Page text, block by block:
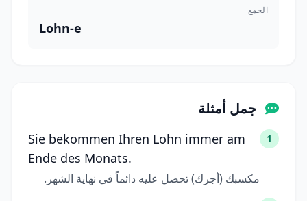
الجمع
Lohn-e
جمل أمثلة
1
Sie bekommen Ihren Lohn immer am
Ende des Monats.
مكسبك (أجرك) تحصل عليه دائماً في نهاية الشهر.